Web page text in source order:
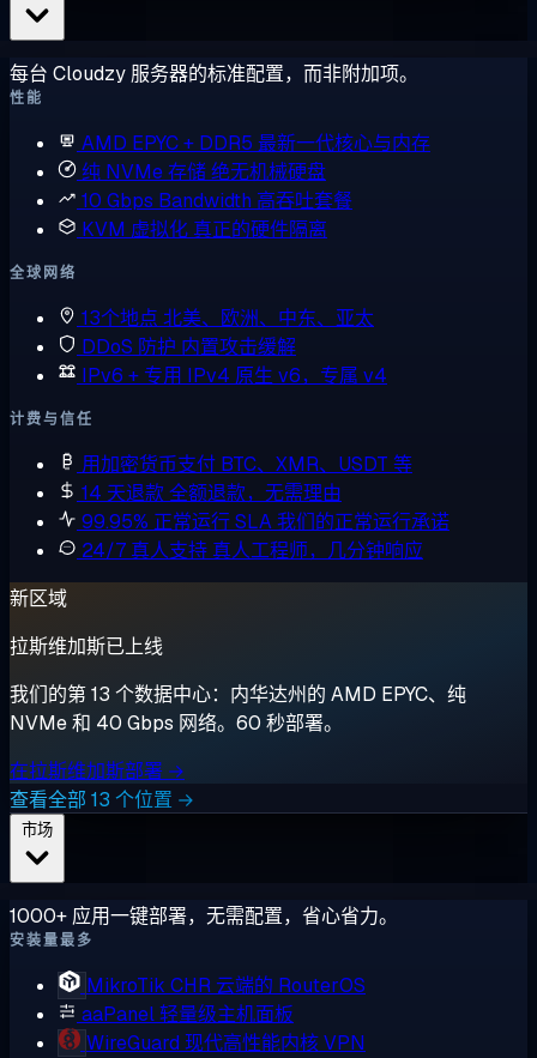
每台 Cloudzy 服务器的标准配置，而非附加项。
性能
AMD EPYC + DDR5 最新一代核心与内存
纯 NVMe 存储绝无机械硬盘
10 Gbps Bandwidth 高吞吐套餐
KVM 虚拟化 真正的硬件隔离
全球网络
13个地点 北美、欧洲、中东、亚太
DDoS 防护 内置攻击缓解
IPv6 + 专用 IPv4 原生 v6，专属 v4
计费与信任
用加密货币支付 BTC、XMR、USDT 等
14 天退款全额退款，无需理由
99.95% 正常运行 SLA我们的正常运行承诺
24/7 真人支持 真人工程师，几分钟响应
新区域
拉斯维加斯已上线
我们的第 13 个数据中心：内华达州的 AMD EPYC、纯
NVMe 和 40 Gbps 网络。60 秒部署。
在拉斯维加斯部署 →
查看全部 13 个位置 →
1000+ 应用一键部署，无需配置，省心省力。
安装量最多
MikroTik CHR 云端的 RouterOS
aaPanel轻量级主机面板
WireGuard 现代高性能内核 VPN